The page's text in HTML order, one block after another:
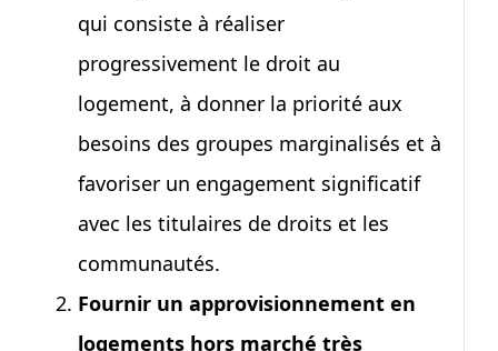
qui consiste à réaliser
progressivement le droit au
logement, à donner la priorité aux
besoins des groupes marginalisés et à
favoriser un engagement significatif
avec les titulaires de droits et les
communautés.
Fournir un approvisionnement en
logements hors marché très